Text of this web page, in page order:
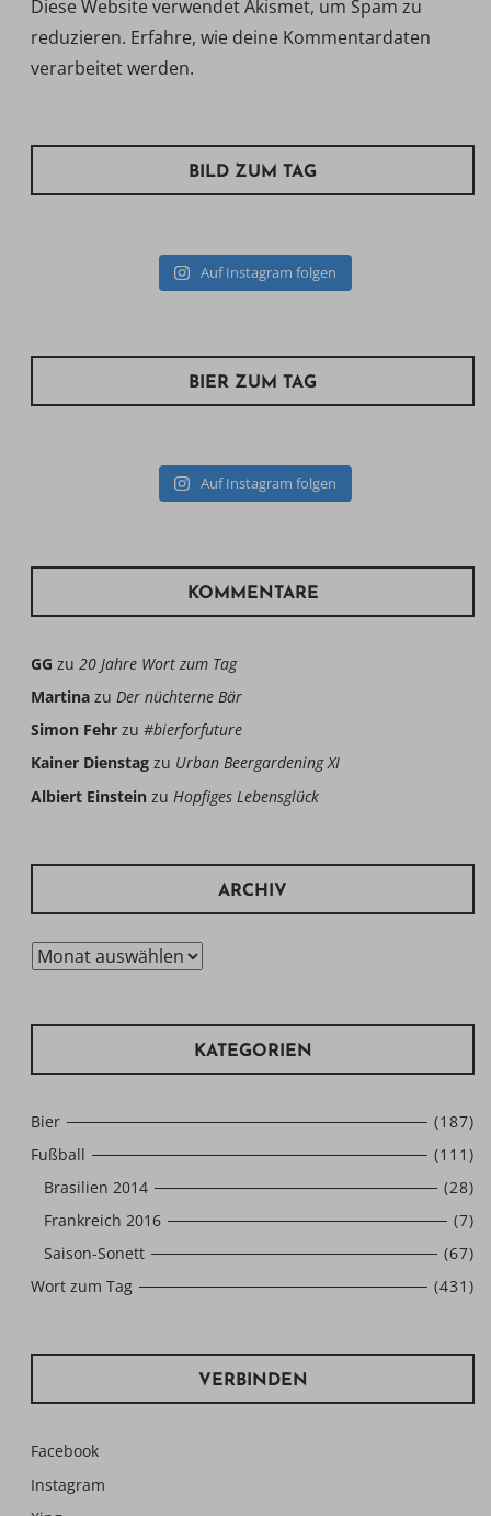
Diese Website verwendet Akismet, um Spam zu
reduzieren. Erfahre, wie deine Kommentardaten
verarbeitet werden.
BILD ZUM TAG
Auf Instagram folgen
BIER ZUM TAG
Auf Instagram folgen
KOMMENTARE
GG zu 20 Jahre Wort zum Tag
Martina zu Der nüchterne Bär
Simon Fehr zu #bierforfuture
Kainer Dienstag zu Urban Beergardening XI
Albiert Einstein zu Hopfiges Lebensglück
ARCHIV
Archiv
KATEGORIEN
Bier
(187)
Fußball
(111)
Brasilien 2014
(28)
Frankreich 2016
(7)
Saison-Sonett
(67)
Wort zum Tag
(431)
VERBINDEN
Facebook
Instagram